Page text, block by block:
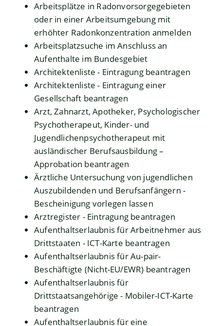
Arbeitsplätze in Radonvorsorgegebieten
oder in einer Arbeitsumgebung mit
erhöhter Radonkonzentration anmelden
Arbeitsplatzsuche im Anschluss an
Aufenthalte im Bundesgebiet
Architektenliste - Eintragung beantragen
Architektenliste - Eintragung einer
Gesellschaft beantragen
Arzt, Zahnarzt, Apotheker, Psychologischer
Psychotherapeut, Kinder- und
Jugendlichenpsychotherapeut mit
ausländischer Berufsausbildung –
Approbation beantragen
Ärztliche Untersuchung von jugendlichen
Auszubildenden und Berufsanfängern -
Bescheinigung vorlegen lassen
Arztregister - Eintragung beantragen
Aufenthaltserlaubnis für Arbeitnehmer aus
Drittstaaten - ICT-Karte beantragen
Aufenthaltserlaubnis für Au-pair-
Beschäftigte (Nicht-EU/EWR) beantragen
Aufenthaltserlaubnis für
Drittstaatsangehörige - Mobiler-ICT-Karte
beantragen
Aufenthaltserlaubnis für eine